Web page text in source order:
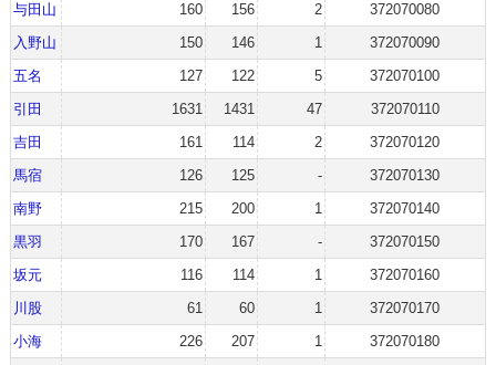
与田山
160 156 2
372070080
入野山
150 146 1
372070090
五名
127 122 5
372070100
引田
1631 1431 47
372070110
吉田
161 114 2
372070120
馬宿
126 125 -
372070130
南野
215 200 1
372070140
黒羽
170 167 -
372070150
坂元
116 114 1
372070160
川股
61 60 1
372070170
小海
226 207 1
372070180